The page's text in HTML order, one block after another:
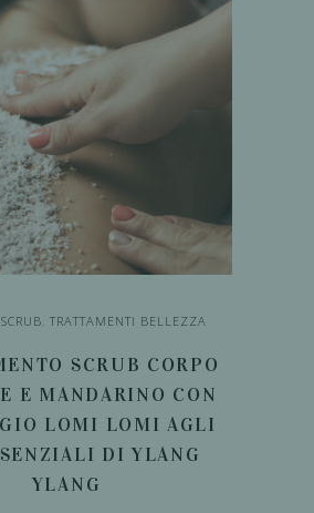
SCRUB TRATTAMENTI BELLEZZA
SCRUB CORPO
E MANDARINO CON
LOMI LOMI AGLI
DI YLANG
YLANG